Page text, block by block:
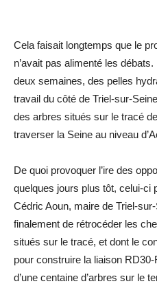
Cela faisait longtemps que le
n’avait pas alimenté les
deux semaines, des pelles
travail du côté de Triel-sur-
des arbres situés sur le tracé
traverser la Seine au niveau
De quoi provoquer l’ire des
quelques jours plus tôt, celui-ci
Cédric Aoun, maire de Triel-
finalement de rétrocéder les
situés sur le tracé, et dont le
pour construire la liaison
d’une centaine d’arbres sur le